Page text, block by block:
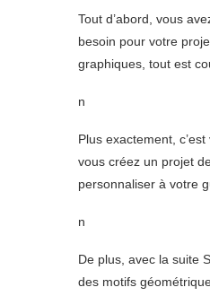
Tout d’abord, vous
besoin pour votre
graphiques, tout est
n
Plus exactement,
vous créez un projet
personnaliser à votre
n
De plus, avec la suite
des motifs